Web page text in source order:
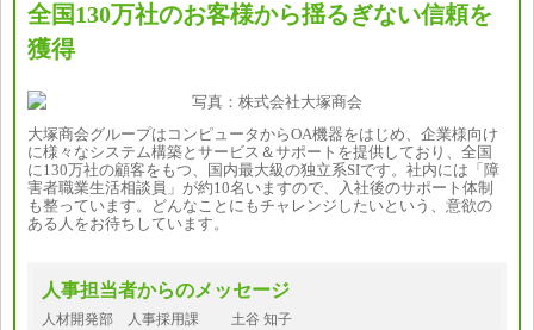
全国130万社のお客様から揺るぎない信頼を
獲得
大塚商会グループはコンピュータからOA機器をはじめ、企業様向け
に様々なシステム構築とサービス＆サポートを提供しており、全国
に130万社の顧客をもつ、国内最大級の独立系SIです。社内には「障
害者職業生活相談員」が約10名いますので、入社後のサポート体制
も整っています。どんなことにもチャレンジしたいという、意欲の
ある人をお待ちしています。
人事担当者からのメッセージ
人材開発部 人事採用課 土谷 知子